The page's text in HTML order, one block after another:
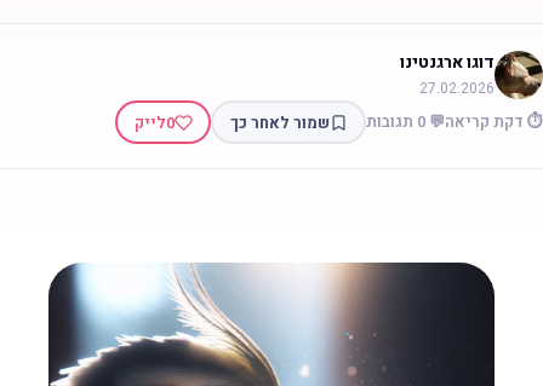
דוגו ארגנטינו
27.02.2026
דקת קריאה💬 0 תגובות שמור לאחר כך 0לייק